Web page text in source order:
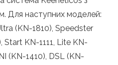
Для наступних моделей:
(KN-1810), Speedster
Start KN-1111, Lite KN-
(KN-1410), DSL (KN-